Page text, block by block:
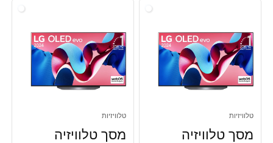
טלוויזיות
מסך טלוויזיה
טלוויזיות
מסך טלוויזיה